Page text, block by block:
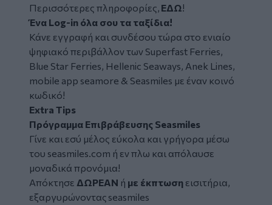
Περισσότερες πληροφορίες, ΕΔΩ!
Ένα Log-in όλα σου τα ταξίδια!
Κάνε εγγραφή και συνδέσου τώρα στο ενιαίο
ψηφιακό περιβάλλον των Superfast Ferries,
Βlue Star Ferries, Hellenic Seaways, Anek Lines,
mobile app seamore & Seasmiles με έναν κοινό
κωδικό!
Extra Tips
Πρόγραμμα Επιβράβευσης Seasmiles
Γίνε και εσύ μέλος εύκολα και γρήγορα μέσω
του seasmiles.com ή εν πλω και απόλαυσε
μοναδικά προνόμια!
Απόκτησε ΔΩΡΕΑΝ ή με έκπτωση εισιτήρια,
εξαργυρώνοντας seasmiles